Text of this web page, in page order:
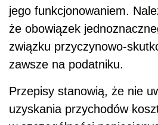
jego funkcjonowaniem.
że obowiązek
związku przyczynowo-
zawsze na podatniku.
Przepisy stanowią, że nie
uzyskania przychodów